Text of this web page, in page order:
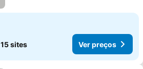
15 sites Ver preços